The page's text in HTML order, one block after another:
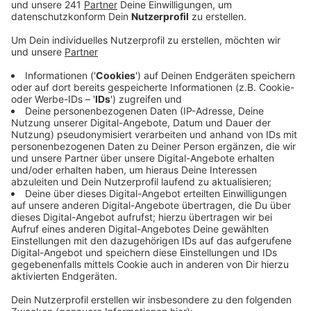
Es sind Hobby-Näher, aber auch andere engagierte
geht bei der Aktion nicht nur darum, die Masken zu
noch von weiteren Ehrenamtlern verteilt.
Das Engagement ist groß und das Ziel auch, denn
die Helfer wollen insgesamt 8.000 Schutzmasken
für alle Einwohner der Gemeinde selber machen.
Von kommenden Montag bis Mittwoch können die
Hellenthaler die Stoffmasken am Rathaus abholen.
Die Gemeinde denkt auch nach eigenen Aussagen
darüber nach, Boten mit den Masken
loszuschicken. Die Idee zur Aktion stammt von der
Frau des Bürgermeisters.
Veröffentlicht: Freitag, 03.04.2020 07:39